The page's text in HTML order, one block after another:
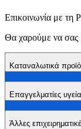
Επικοινωνία με τη
Θα χαρούμε να σας
Καταναλωτικά
Επαγγελματίες
Άλλες